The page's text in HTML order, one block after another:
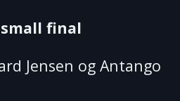
small final
Jensen og Antango